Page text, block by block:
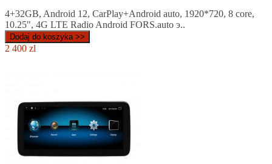
4+32GB, Android 12, CarPlay+Android auto, 1920*720, 8 core,
10.25", 4G LTE Radio Android FORS.auto э..
Dodaj do koszyka >>
2 400 zl